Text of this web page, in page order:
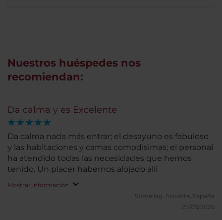
Nuestros huéspedes nos
recomiendan:
Da calma y es Excelente
Da calma nada más entrar; el desayuno es fabuloso
y las habitaciones y camas comodisimas; el personal
ha atendido todas las necesidades que hemos
tenido. Un placer habernos alojado allí
Mostrar información
Sbotellag. Alicante, España
25/05/2026